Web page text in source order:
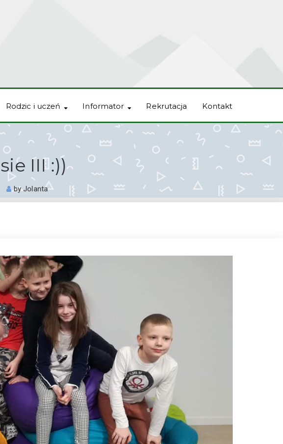
Rodzic i uczeń Informator Rekrutacja Kontakt
III :))
byJolanta